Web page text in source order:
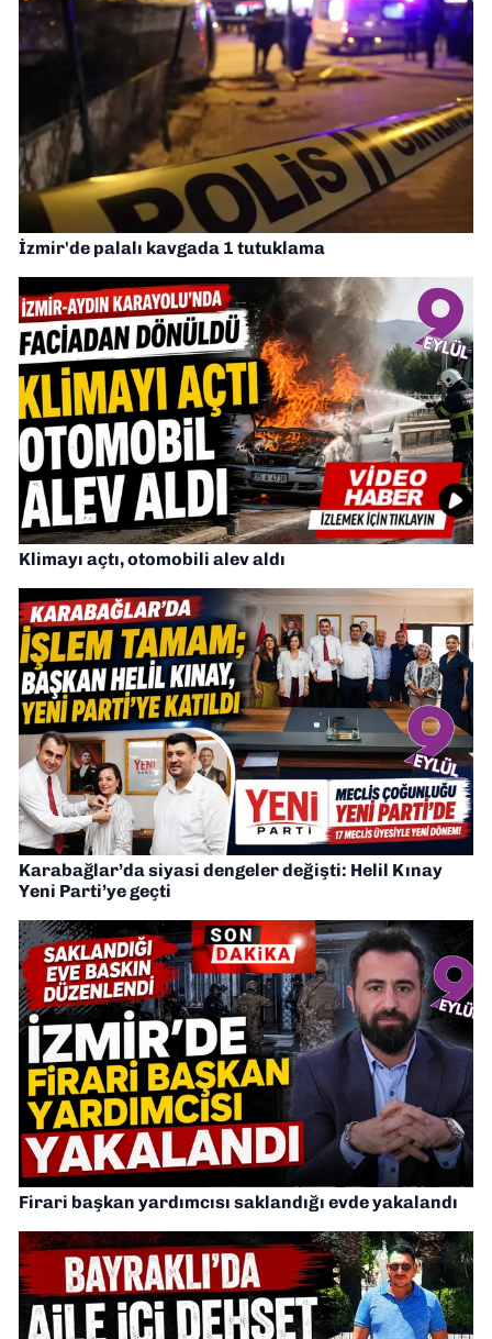
İzmir'de palalı kavgada 1 tutuklama
Klimayı açtı, otomobili alev aldı
Karabağlar’da siyasi dengeler değişti: Helil Kınay
Yeni Parti’ye geçti
Firari başkan yardımcısı saklandığı evde yakalandı